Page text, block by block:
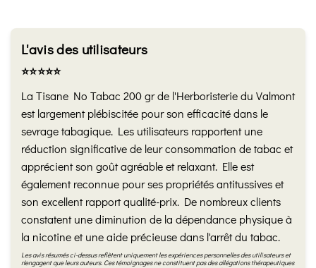
L'avis des utilisateurs
⭐️⭐️⭐️⭐️⭐️
La Tisane No Tabac 200 gr de l'Herboristerie du Valmont
est largement plébiscitée pour son efficacité dans le
sevrage tabagique. Les utilisateurs rapportent une
réduction significative de leur consommation de tabac et
apprécient son goût agréable et relaxant. Elle est
également reconnue pour ses propriétés antitussives et
son excellent rapport qualité-prix. De nombreux clients
constatent une diminution de la dépendance physique à
la nicotine et une aide précieuse dans l'arrêt du tabac.
Les avis résumés ci-dessus reflètent uniquement les expériences personnelles des utilisateurs et
n'engagent que leurs auteurs. Ces témoignages ne constituent pas des allégations thérapeutiques